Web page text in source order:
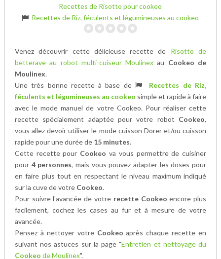
Recettes de Risotto pour cookeo
Recettes de Riz, féculents et légumineuses au cookeo
Venez découvrir cette délicieuse recette de Risotto de
betterave au robot multi-cuiseur Moulinex au Cookeo de
Moulinex.
Une très bonne recette à base de
Recettes de Riz,
féculents et légumineuses au cookeo simple et rapide à faire
avec le mode manuel de votre Cookeo. Pour réaliser cette
recette spécialement adaptée pour votre robot Cookeo,
vous allez devoir utiliser le mode cuisson Dorer et/ou cuisson
rapide pour une durée de 15 minutes.
Cette recette pour Cookeo va vous permettre de cuisiner
pour 4 personnes, mais vous pouvez adapter les doses pour
en faire plus tout en respectant le niveau maximum indiqué
sur la cuve de votre Cookeo.
Pour suivre l'avancée de votre recette Cookeo encore plus
facilement, cochez les cases au fur et à mesure de votre
avancée.
Pensez à nettoyer votre Cookeo après chaque recette en
suivant nos astuces sur la page "Entretien et nettoyage du
Cookeo de Moulinex".